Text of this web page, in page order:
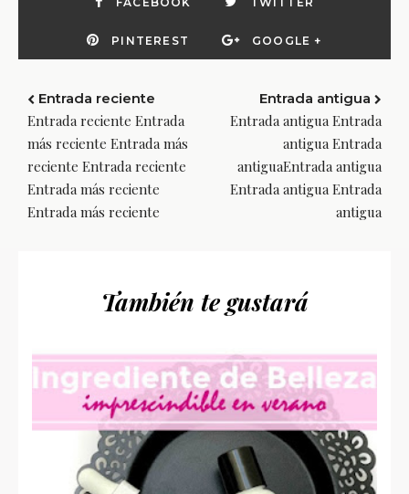
PINTEREST GOOGLE +
Entrada reciente
Entrada reciente Entrada
más reciente Entrada más
reciente Entrada reciente
Entrada más reciente
Entrada más reciente
Entrada antigua
Entrada antigua Entrada
antigua Entrada
antiguaEntrada antigua
Entrada antigua Entrada
antigua
También te gustará